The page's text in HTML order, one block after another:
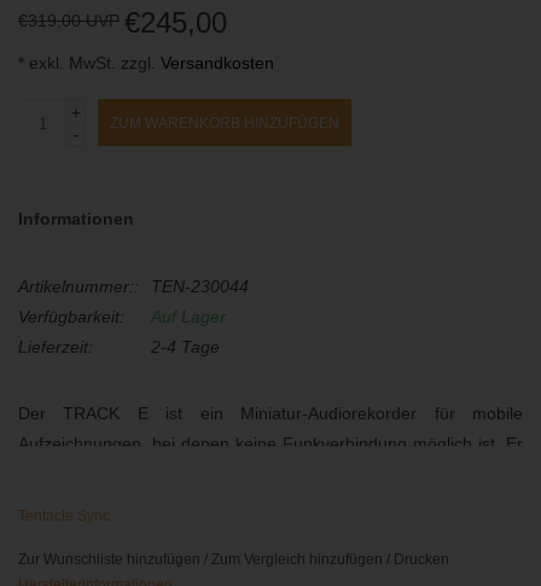
€319,00 UVP €245,00
* exkl. MwSt. zzgl. Versandkosten
+
-
ZUM WARENKORB HINZUFÜGEN
Informationen
Artikelnummer::
TEN-230044
Verfügbarkeit:
Auf Lager
Lieferzeit:
2-4 Tage
Der TRACK E ist ein Miniatur-Audiorekorder für mobile
Aufzeichnungen, bei denen keine Funkverbindung möglich ist. Er
Timecode synchronisiert werden.
Tentacle Sync
Zur Wunschliste hinzufügen / Zum Vergleich hinzufügen / Drucken